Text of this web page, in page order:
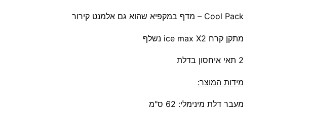
Cool Pack – מדף במקפיא שהוא גם אלמנט קירור
מתקן קרח ice max X2 נשלף
2 תאי איחסון בדלת
מידות המוצר:
מעבר דלת מינימלי: 62 ס"מ